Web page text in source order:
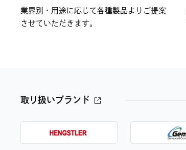
業界別・用途に応じて各種製品よりご提案
させていただきます。
取り扱いブランド